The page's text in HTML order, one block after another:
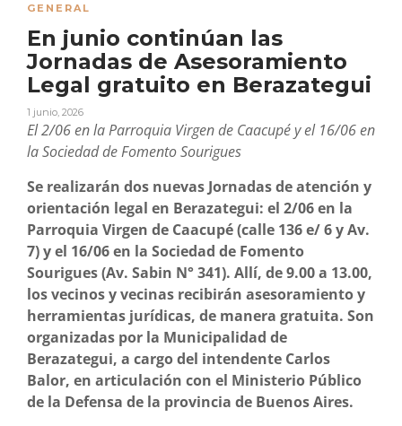
GENERAL
En junio continúan las
Jornadas de Asesoramiento
Legal gratuito en Berazategui
1 junio, 2026
El 2/06 en la Parroquia Virgen de Caacupé y el 16/06 en
la Sociedad de Fomento Sourigues
Se realizarán dos nuevas Jornadas de atención y
orientación legal en Berazategui: el 2/06 en la
Parroquia Virgen de Caacupé (calle 136 e/ 6 y Av.
7) y el 16/06 en la Sociedad de Fomento
Sourigues (Av. Sabin N° 341). Allí, de 9.00 a 13.00,
los vecinos y vecinas recibirán asesoramiento y
herramientas jurídicas, de manera gratuita. Son
organizadas por la Municipalidad de
Berazategui, a cargo del intendente Carlos
Balor, en articulación con el Ministerio Público
de la Defensa de la provincia de Buenos Aires.